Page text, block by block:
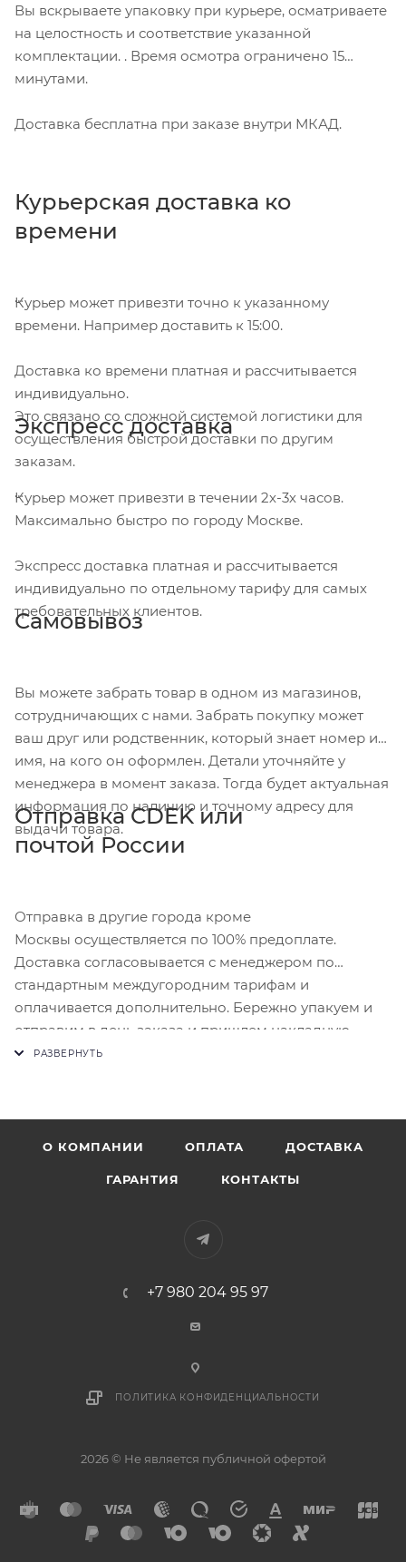
Вы вскрываете упаковку при курьере, осматриваете
на целостность и соответствие указанной
комплектации. . Время осмотра ограничено 15
минутами.
Доставка бесплатна при заказе внутри МКАД.
Курьерская доставка ко
времени
Курьер может привезти точно к указанному
времени. Например доставить к 15:00.
Доставка ко времени платная и рассчитывается
индивидуально.
Это связано со сложной системой логистики для
осуществления быстрой доставки по другим
заказам.
Экспресс доставка
Курьер может привезти в течении 2х-3х часов.
Максимально быстро по городу Москве.
Экспресс доставка платная и рассчитывается
индивидуально по отдельному тарифу для самых
требовательных клиентов.
Самовывоз
Вы можете забрать товар в одном из магазинов,
сотрудничающих с нами. Забрать покупку может
ваш друг или родственник, который знает номер и
имя, на кого он оформлен. Детали уточняйте у
менеджера в момент заказа. Тогда будет актуальная
информация по наличию и точному адресу для
выдачи товара.
Отправка CDEK или
почтой России
Отправка в другие города кроме
Москвы осуществляется по 100% предоплате.
Доставка согласовывается с менеджером по
стандартным междугородним тарифам и
оплачивается дополнительно. Бережно упакуем и
отправим в день заказа и пришлем накладную.
О КОМПАНИИ ОПЛАТА ДОСТАВКА
ГАРАНТИЯ КОНТАКТЫ
+7 980 204 95 97
ПОЛИТИКА КОНФИДЕНЦИАЛЬНОСТИ
2026 © Не является публичной офертой